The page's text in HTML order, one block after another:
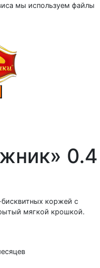
мы используем файлы
0.4
коржей с
мягкой крошкой.